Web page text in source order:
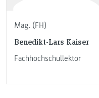
Mag. (FH)
Benedikt-Lars Kaiser
Fachhochschullektor